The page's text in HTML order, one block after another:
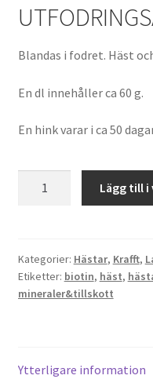
Blandas i fodret. Häst
En dl innehåller ca 60 g.
En hink varar i ca 50
Lägg till
Kategorier: Hästar, Krafft,
Etiketter: biotin, häst,
mineraler&tillskott
Ytterligare information